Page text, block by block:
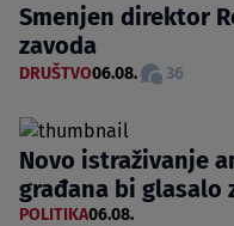
Smenjen direktor
zavoda
DRUŠTVO06.08. 36
Novo istraživanje
građana bi glasalo
POLITIKA06.08.